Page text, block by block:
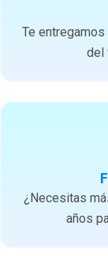
Te
del
¿Necesitas
años